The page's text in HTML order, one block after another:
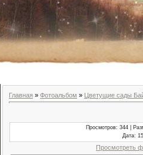
Главная » Фотоальбом » Цветущие сады
Просмотров: 344 |
Дата:
Просмотреть